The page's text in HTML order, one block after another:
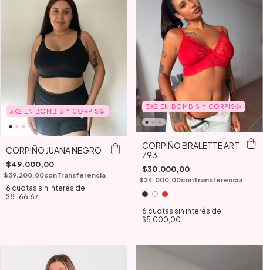
3X2 EN BOMBIS Y CORPIS🥳
CORPIÑO JUANA NEGRO
$49.000,00
$39.200,00conTransferencia
6 cuotas sin interés de
$8.166,67
3X2 EN BOMBIS Y CORPIS🥳
CORPIÑO BRALETTE ART
793
$30.000,00
$24.000,00conTransferencia
6 cuotas sin interés de
$5.000,00